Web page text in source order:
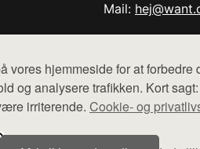
vores hjemmeside for at forbedre
og analysere trafikken. Kort
irriterende. Cookie- og
Mail:
sælges ikke varer fra denne side -